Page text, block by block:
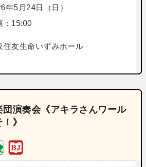
年5月24日（日）
：15:00
住友生命いずみホール
団演奏会《アキラさんワール
》